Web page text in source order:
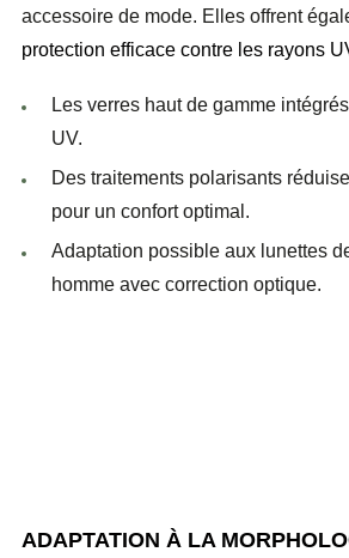
accessoire de mode. Elles offrent
protection efficace contre les rayons
Les verres haut de gamme
UV.
Des traitements polarisants
pour un confort optimal.
Adaptation possible aux lunettes
homme avec correction optique.
ADAPTATION À LA